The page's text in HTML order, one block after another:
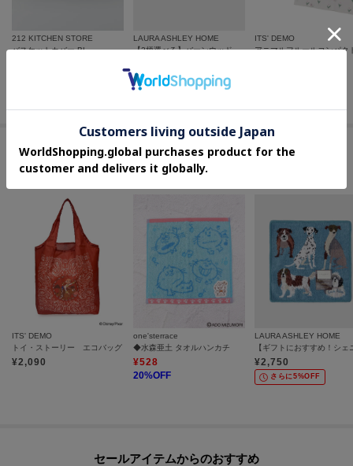
212 KITCHEN STORE
バスケットカバー BL
LAURA ASHLEY HOME
【2柄選べる】バーンウッド柄／エイボンブリー柄 プレースマット
20%OFF
さらに10%OFF
ITS' DEMO
この商品を見た人はコチラの商品も
チェックしています
ITS' DEMO
トイ・ストーリー エコバッグ
¥2,090
one'sterrace
◆水森亜土 タオルハンカチ
¥528
20%OFF
LAURA ASHLEY HOME
¥2,750
さらに5%OFF
セールアイテムからのおすすめ